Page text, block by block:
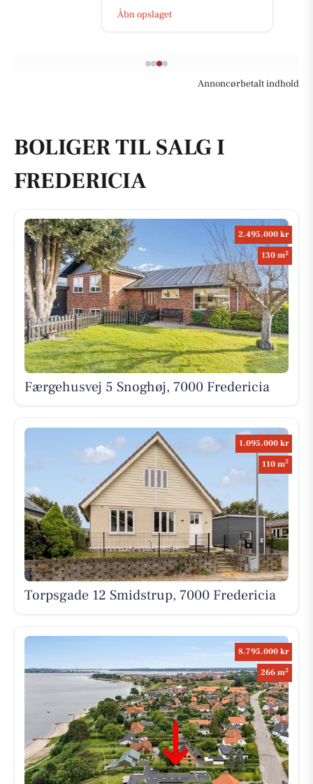
Åbn opslaget
Annoncørbetalt indhold
BOLIGER TIL SALG I
FREDERICIA
2.495.000 kr
130 m2
Færgehusvej 5 Snoghøj, 7000 Fredericia
1.095.000 kr
110 m2
Torpsgade 12 Smidstrup, 7000 Fredericia
8.795.000 kr
266 m2